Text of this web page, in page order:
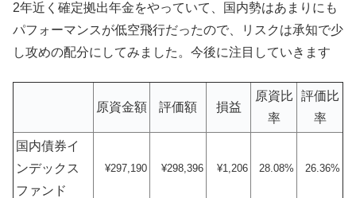
2年近く確定拠出年金をやっていて、国内勢はあまりにも
パフォーマンスが低空飛行だったので、リスクは承知で少
し攻めの配分にしてみました。今後に注目していきます
原資金額 評価額 損益
原資比
率
評価比
率
国内債券イ
ンデックス
ファンド
¥297,190 ¥298,396 ¥1,206 28.08% 26.36%